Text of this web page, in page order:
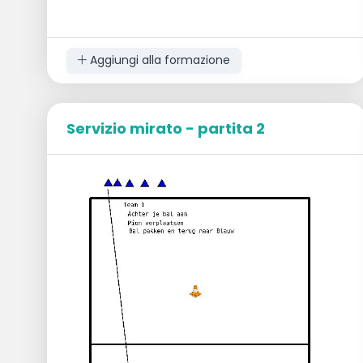
Aggiungi alla formazione
Servizio mirato - partita 2